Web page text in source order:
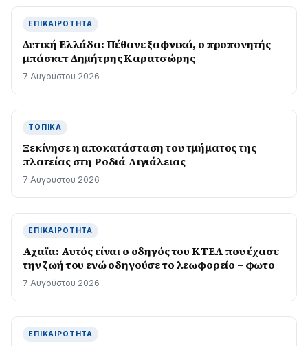
ΕΠΙΚΑΙΡΌΤΗΤΑ
Δυτική Ελλάδα: Πέθανε ξαφνικά, ο προπονητής
μπάσκετ Δημήτρης Καρατσώρης
7 Αυγούστου 2026
ΤΟΠΙΚΆ
Ξεκίνησε η αποκατάσταση του τμήματος της
πλατείας στη Ροδιά Αιγιάλειας
7 Αυγούστου 2026
ΕΠΙΚΑΙΡΌΤΗΤΑ
Αχαϊα: Αυτός είναι ο οδηγός του ΚΤΕΛ που έχασε
την ζωή του ενώ οδηγούσε το λεωφορείο – φωτο
7 Αυγούστου 2026
ΕΠΙΚΑΙΡΌΤΗΤΑ